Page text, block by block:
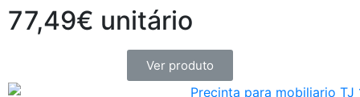
77,49€ unitário
Ver produto